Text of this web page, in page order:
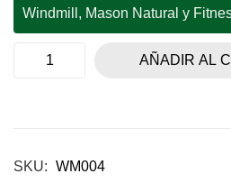
Windmill, Mason Natural y
AÑADIR AL
SKU: WM004